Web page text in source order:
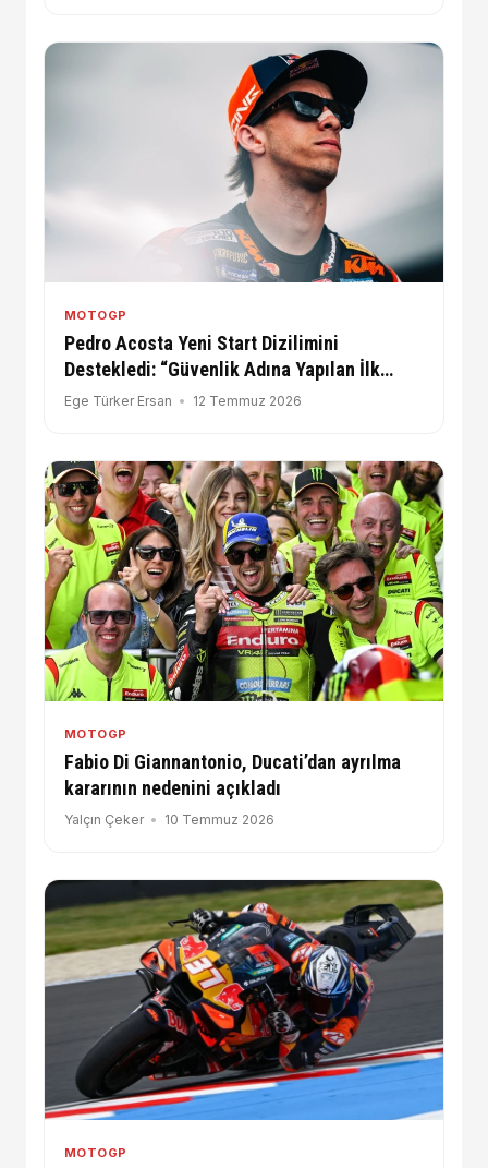
MOTOGP
Pedro Acosta Yeni Start Dizilimini
Destekledi: “Güvenlik Adına Yapılan İlk
Gerçek Değişiklik!”
Ege Türker Ersan 12 Temmuz 2026
MOTOGP
Fabio Di Giannantonio, Ducati’dan ayrılma
kararının nedenini açıkladı
Yalçın Çeker 10 Temmuz 2026
MOTOGP